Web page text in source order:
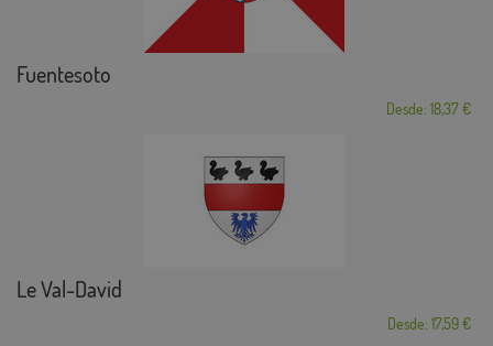
Fuentesoto
Desde: 18,37 €
Le Val-David
Desde: 17,59 €